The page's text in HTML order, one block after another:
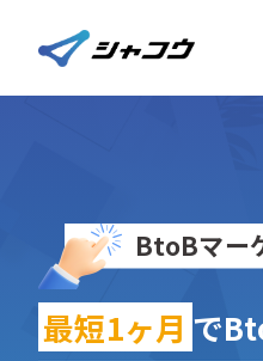
BtoBマー
最短1ヶ月 で